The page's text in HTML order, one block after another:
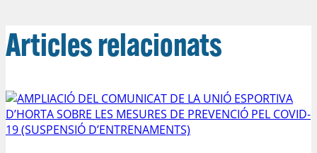
Articles relacionats